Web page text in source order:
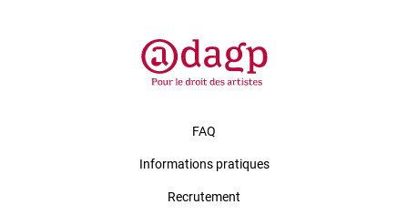
FAQ
Informations pratiques
Recrutement